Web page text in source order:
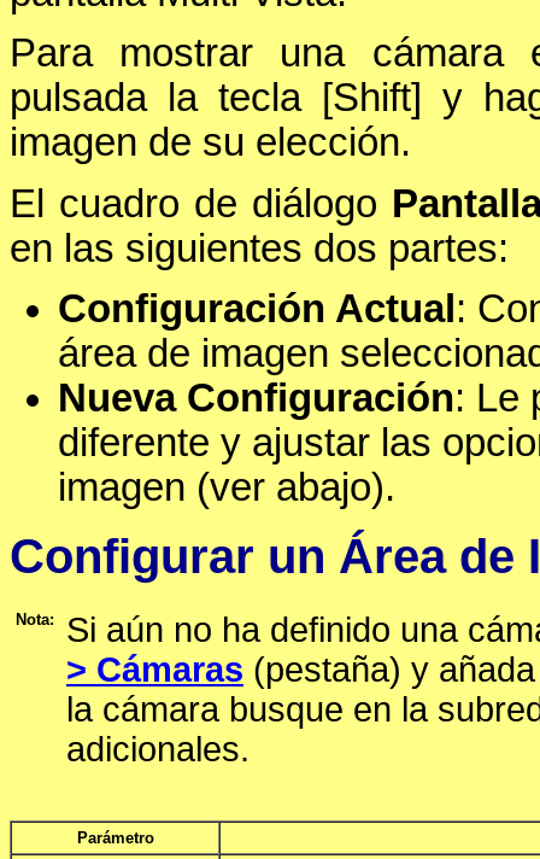
Para mostrar una cámara
pulsada la tecla [Shift] y
imagen de su elección.
El cuadro de diálogo
en las siguientes dos partes:
Configuración Actual :
área de imagen
Nueva Configuración: Le
diferente y ajustar las
imagen (ver abajo).
Configurar un Área de
Nota:
Si aún no ha definido una
> Cámaras (pestaña) y
la cámara busque en la
adicionales.
Parámetro